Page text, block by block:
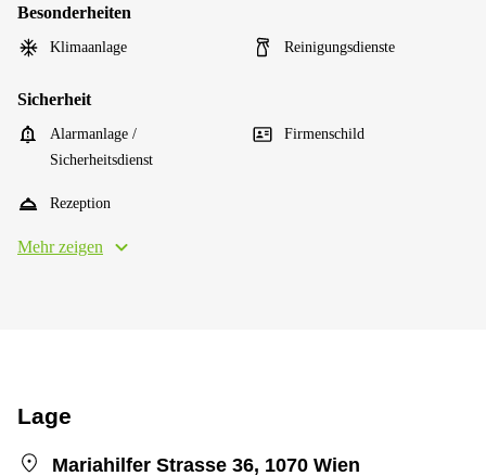
Besonderheiten
Klimaanlage Reinigungsdienste
Sicherheit
Alarmanlage /
Sicherheitsdienst
Firmenschild
Rezeption
Mehr zeigen
Lage
Mariahilfer Strasse 36, 1070 Wien